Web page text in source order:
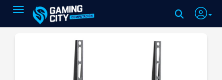
Toggle navigation